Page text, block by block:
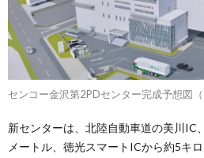
センコー金沢第2PDセンター完成予想図
新センターは、北陸自動車道の美川IC
メートル、徳光スマートICから約5キ